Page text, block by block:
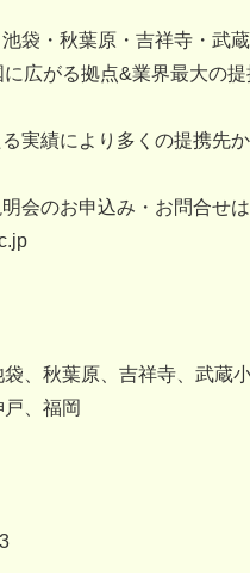
袋・秋葉原・吉祥寺・武
広がる拠点&業界最大の提
実績により多くの提携先
会のお申込み・お問合せ
、秋葉原、吉祥寺、武蔵
、福岡